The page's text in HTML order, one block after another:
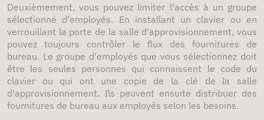
Deuxièmement, vous pouvez limiter l'accès à un groupe
sélectionné d'employés. En installant un clavier ou en
verrouillant la porte de la salle d'approvisionnement, vous
pouvez toujours contrôler le flux des fournitures de
bureau. Le groupe d'employés que vous sélectionnez doit
être les seules personnes qui connaissent le code du
clavier ou qui ont une copie de la clé de la salle
d'approvisionnement. Ils peuvent ensuite distribuer des
fournitures de bureau aux employés selon les besoins.